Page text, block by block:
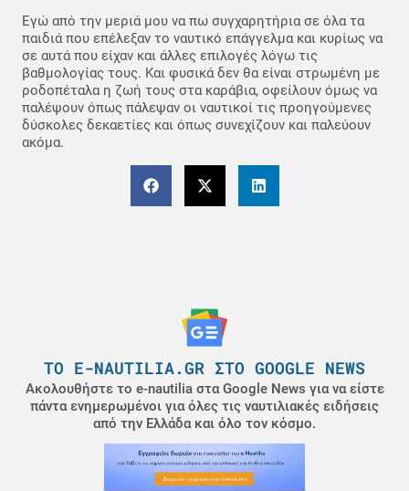
Εγώ από την μεριά μου να πω συγχαρητήρια σε όλα τα
παιδιά που επέλεξαν το ναυτικό επάγγελμα και κυρίως να
σε αυτά που είχαν και άλλες επιλογές λόγω τις
βαθμολογίας τους. Και φυσικά δεν θα είναι στρωμένη με
ροδοπέταλα η ζωή τους στα καράβια, οφείλουν όμως να
παλέψουν όπως πάλεψαν οι ναυτικοί τις προηγούμενες
δύσκολες δεκαετίες και όπως συνεχίζουν και παλεύουν
ακόμα.
ΤΟ E-NAUTILIA.GR ΣΤΟ GOOGLE NEWS
Ακολουθήστε το e-nautilia στα Google News για να είστε
πάντα ενημερωμένοι για όλες τις ναυτιλιακές ειδήσεις
από την Ελλάδα και όλο τον κόσμο.